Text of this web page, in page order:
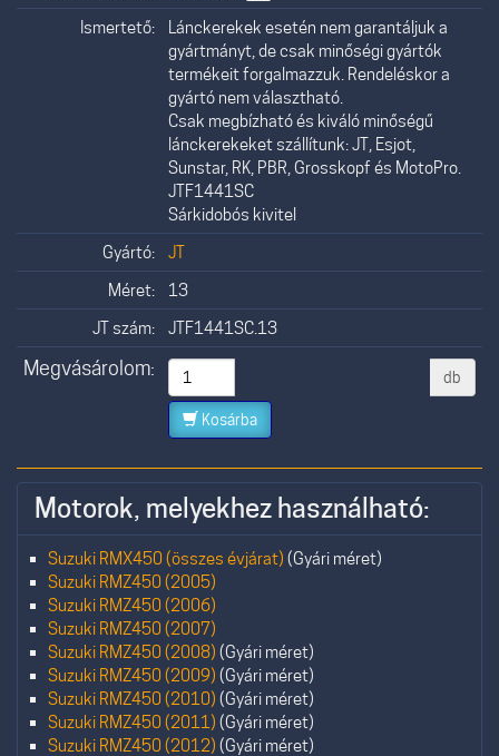
Ismertető:
Lánckerekek esetén nem garantáljuk a
gyártmányt, de csak minőségi gyártók
termékeit forgalmazzuk. Rendeléskor a
gyártó nem választható.
Csak megbízható és kiváló minőségű
lánckerekeket szállítunk: JT, Esjot,
Sunstar, RK, PBR, Grosskopf és MotoPro.
JTF1441SC
Sárkidobós kivitel
Gyártó:
JT
Méret:
13
JT szám:
JTF1441SC.13
Megvásárolom: db
Kosárba
Motorok, melyekhez használható:
Suzuki RMX450 (összes évjárat) (Gyári méret)
Suzuki RMZ450 (2005)
Suzuki RMZ450 (2006)
Suzuki RMZ450 (2007)
Suzuki RMZ450 (2008) (Gyári méret)
Suzuki RMZ450 (2009) (Gyári méret)
Suzuki RMZ450 (2010) (Gyári méret)
Suzuki RMZ450 (2011) (Gyári méret)
Suzuki RMZ450 (2012) (Gyári méret)